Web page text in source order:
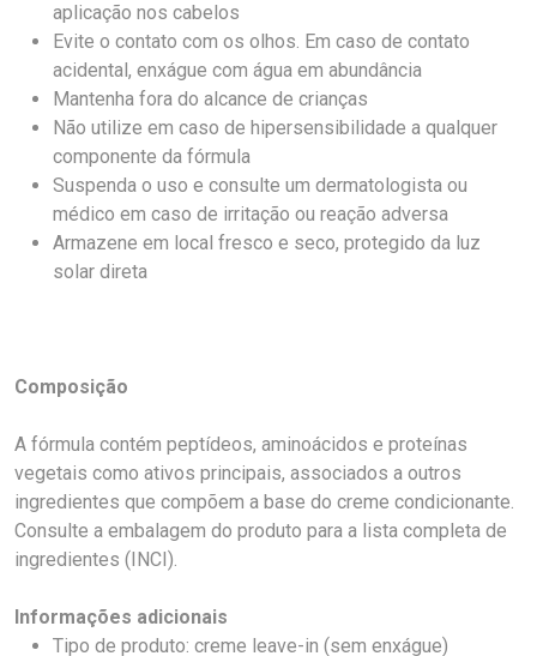
aplicação nos cabelos
Evite o contato com os olhos. Em caso de contato
acidental, enxágue com água em abundância
Mantenha fora do alcance de crianças
Não utilize em caso de hipersensibilidade a qualquer
componente da fórmula
Suspenda o uso e consulte um dermatologista ou
médico em caso de irritação ou reação adversa
Armazene em local fresco e seco, protegido da luz
solar direta
Composição
A fórmula contém peptídeos, aminoácidos e proteínas
vegetais como ativos principais, associados a outros
ingredientes que compõem a base do creme condicionante.
Consulte a embalagem do produto para a lista completa de
ingredientes (INCI).
Informações adicionais
Tipo de produto: creme leave-in (sem enxágue)